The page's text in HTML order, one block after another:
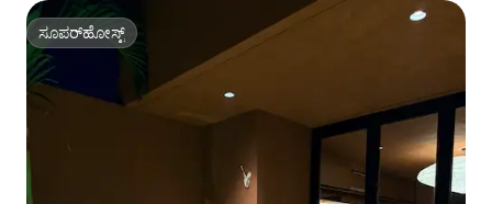
ಸೂಪರ್‌ಹೋಸ್ಟ್
ಸೂಪರ್‌ಹೋಸ್ಟ್